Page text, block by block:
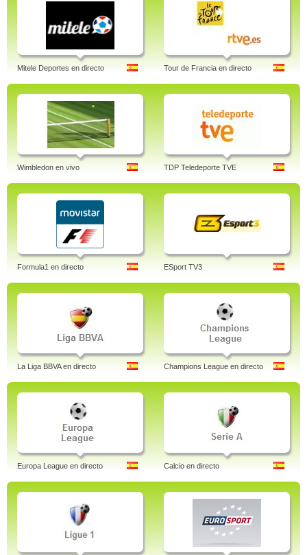
Mitele Deportes en directo Tour de Francia en directo
Wimbledon en vivo TDP Teledeporte TVE
Formula1 en directo ESport TV3
La Liga BBVA en directo Champions League en directo
Europa League en directo Calcio en directo